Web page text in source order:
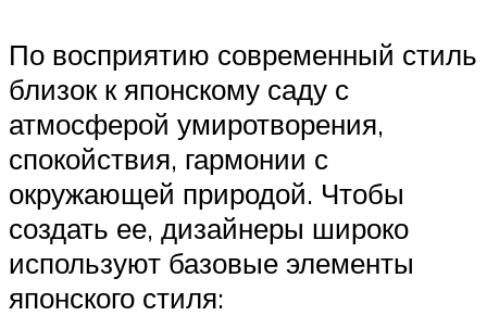
По восприятию современный стиль
близок к японскому саду с
атмосферой умиротворения,
спокойствия, гармонии с
окружающей природой. Чтобы
создать ее, дизайнеры широко
используют базовые элементы
японского стиля: